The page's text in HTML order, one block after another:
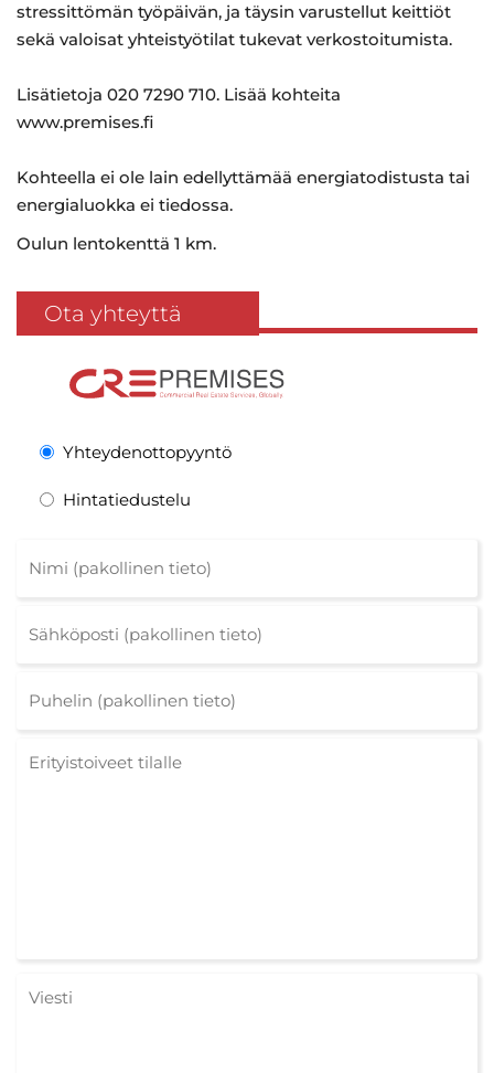
stressittömän työpäivän, ja täysin varustellut keittiöt
sekä valoisat yhteistyötilat tukevat verkostoitumista.
Lisätietoja 020 7290 710. Lisää kohteita
www.premises.fi
Kohteella ei ole lain edellyttämää energiatodistusta tai
energialuokka ei tiedossa.
Oulun lentokenttä 1 km.
Ota yhteyttä
Yhteydenottopyyntö
Hintatiedustelu